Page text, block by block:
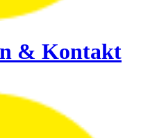
& Kontakt